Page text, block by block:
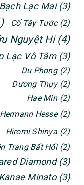
Bạch Lạc Mai (3)
Cố Tây Tước (2)
Nguyệt Hi (4)
Lạc Vô Tâm (3)
Du Phong (2)
Dương Thụy (2)
Hae Min (2)
Hermann Hesse (2)
Hiromi Shinya (2)
Trang Bất Hối (2)
Diamond (3)
Minato (3)